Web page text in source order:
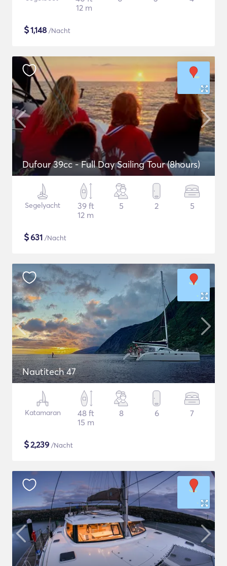
12 m
$1,148 /Nacht
Dufour 39cc - Full Day Sailing Tour (8hours)
Segelyacht
39 ft
12 m
5 2 5
$631 /Nacht
Nautitech 47
Katamaran
48 ft
15 m
8 6 7
$2,239 /Nacht